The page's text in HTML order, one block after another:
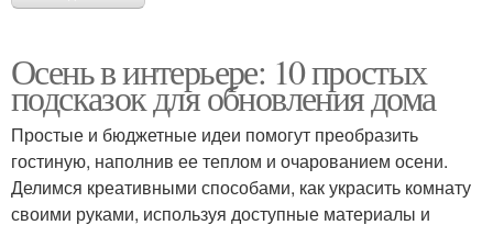
Осень в интерьере: 10 простых
подсказок для обновления дома
Простые и бюджетные идеи помогут преобразить
гостиную, наполнив ее теплом и очарованием осени.
Делимся креативными способами, как украсить комнату
своими руками, используя доступные материалы и